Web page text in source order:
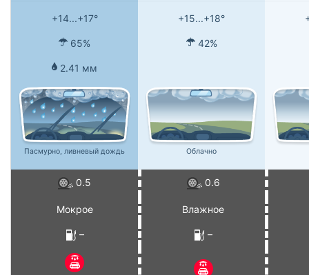
+14...+17° +15...+18°
65% 42%
2.41 мм
Пасмурно, ливневый дождь Облачно
0.5 0.6
Мокрое Влажное
– –